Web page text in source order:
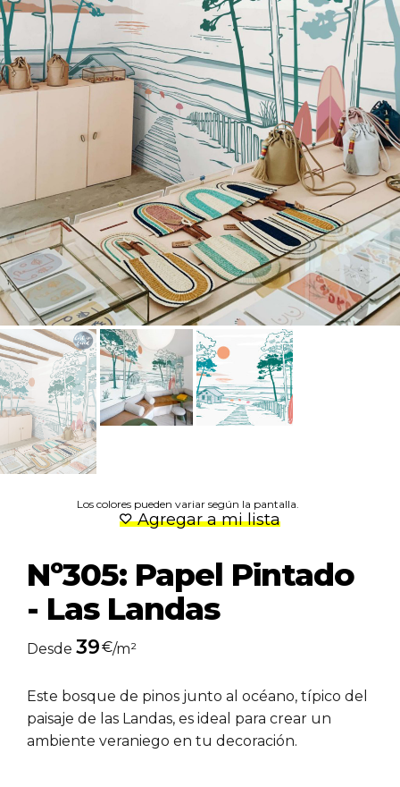
Los colores pueden variar según la pantalla.
Agregar a mi lista
Nº305: Papel Pintado
- Las Landas
Desde 39€/m²
Este bosque de pinos junto al océano, típico del
paisaje de las Landas, es ideal para crear un
ambiente veraniego en tu decoración.